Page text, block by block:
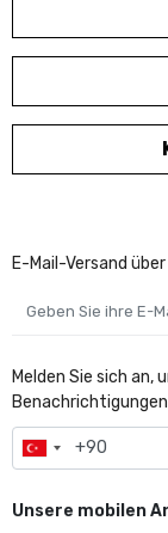
E-Mail-Versand
Melden Sie sich an,
Unsere mobilen